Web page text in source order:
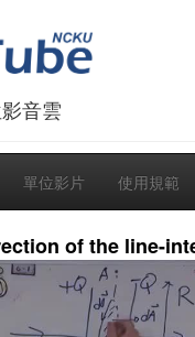
音雲
單位影片 使用規範
of the line-